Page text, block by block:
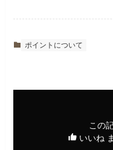
ポイントについて
この
いいね